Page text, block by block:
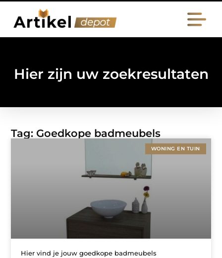
Hier zijn uw zoekresultaten
Tag: Goedkope badmeubels
WONING EN TUIN
Hier vind je jouw goedkope badmeubels